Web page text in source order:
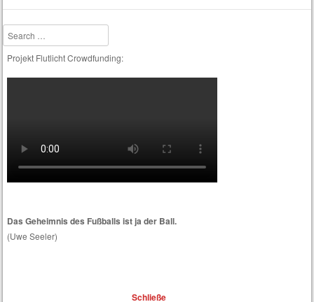
Search
Projekt Flutlicht Crowdfunding:
Das Geheimnis des Fußballs ist ja der Ball.
(Uwe Seeler)
Schließe